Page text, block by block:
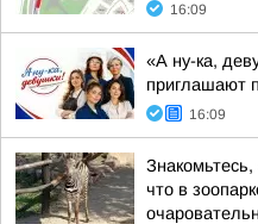
16:09
«А ну-ка,
приглашают
16:09
что в